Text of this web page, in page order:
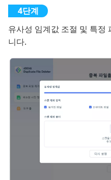
유사성 임계값 조절 및 특정
니다.